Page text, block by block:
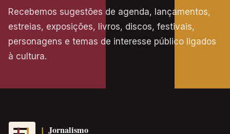
Recebemos sugestões de agenda, lançamentos,
estreias, exposições, livros, discos, festivais,
personagens e temas de interesse público ligados
à cultura.